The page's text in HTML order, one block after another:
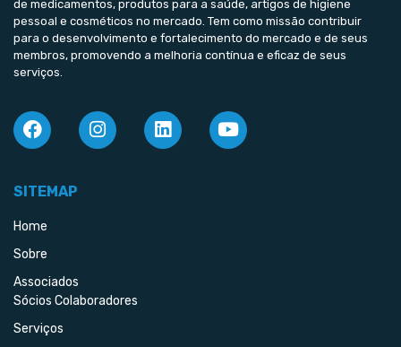
de medicamentos, produtos para a saúde, artigos de higiene
pessoal e cosméticos no mercado. Tem como missão contribuir
para o desenvolvimento e fortalecimento do mercado e de seus
membros, promovendo a melhoria contínua e eficaz de seus
serviços.
SITEMAP
Home
Sobre
Associados
Sócios Colaboradores
Serviços